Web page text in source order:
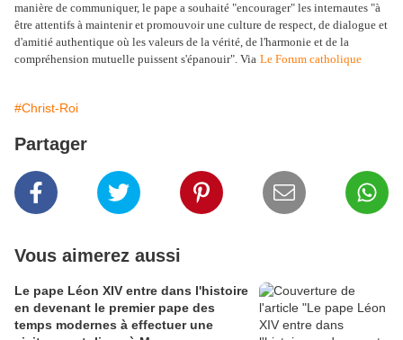
manière de communiquer, le pape a souhaité "encourager" les internautes "à
être attentifs à maintenir et promouvoir une culture de respect, de dialogue et
d'amitié authentique où les valeurs de la vérité, de l'harmonie et de la
compréhension mutuelle puissent s'épanouir". Via Le Forum catholique
#Christ-Roi
Partager
Vous aimerez aussi
Le pape Léon XIV entre dans l'histoire
en devenant le premier pape des
temps modernes à effectuer une